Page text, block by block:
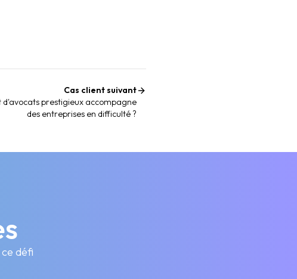
Cas client suivant
d'avocats prestigieux accompagne
des entreprises en difficulté ?
défi